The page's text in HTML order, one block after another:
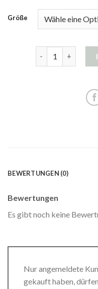
Größe
BEWERTUNGEN (0)
Bewertungen
Es gibt noch keine
Nur angemeldete
gekauft haben,